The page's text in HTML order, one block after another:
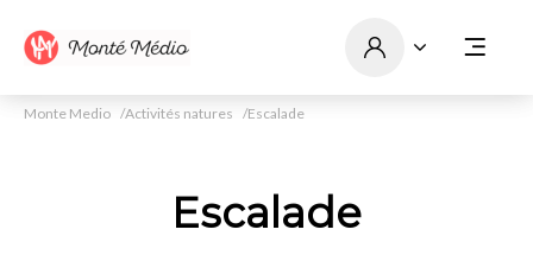
Monte Medio Activités natures Escalade
Escalade